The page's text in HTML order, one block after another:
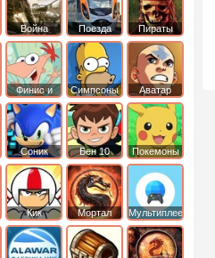
Война Поезда
Пираты
Карибского
Моря
Финис и
Ферб
Симпсоны
Аватар
легенда об
Аанге
Соник Бен 10 Покемоны
Кик
Бутовский
Мортал
комбат
Мультиплеер